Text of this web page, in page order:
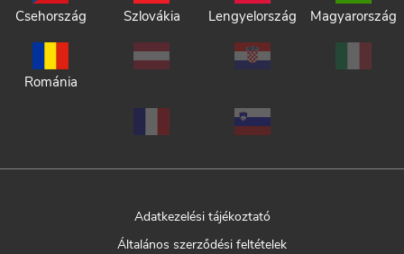
Csehország Szlovákia Lengyelország Magyarország
Románia
Adatkezelési tájékoztató
Általános szerződési feltételek